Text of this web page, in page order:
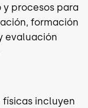
procesos para
formación
evaluación
físicas incluyen